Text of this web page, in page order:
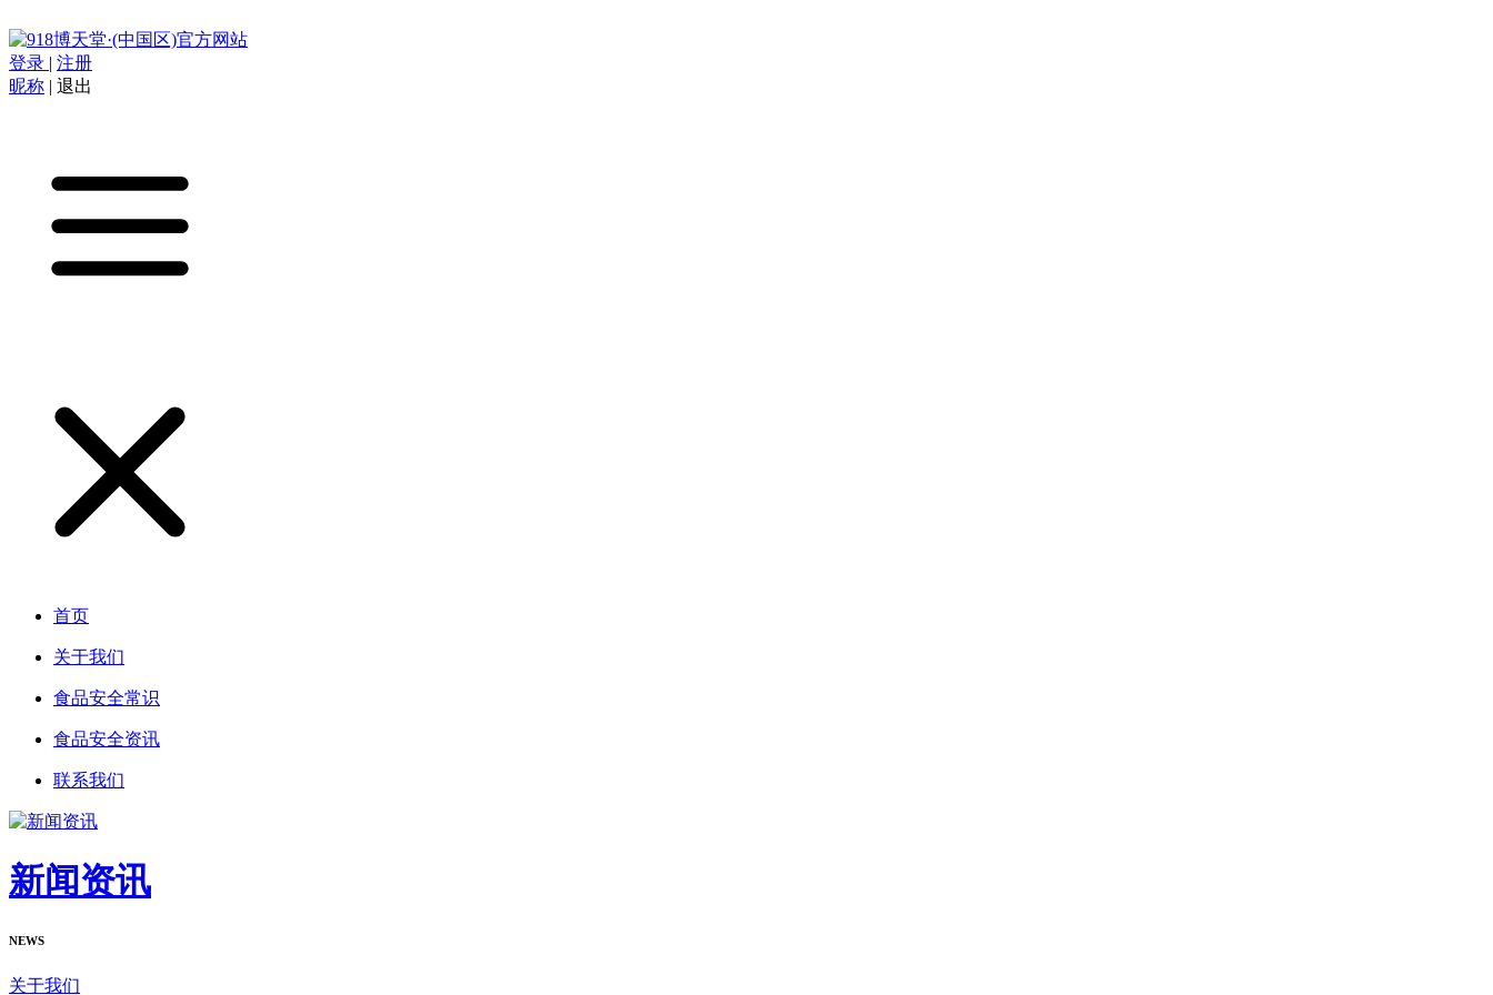
登录 | 注册
昵称 | 退出
首页
关于我们
食品安全常识
食品安全资讯
联系我们
新闻资讯
NEWS
关于我们